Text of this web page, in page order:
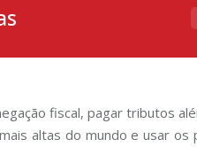
fiscal, pagar tributos
altas do mundo e usar